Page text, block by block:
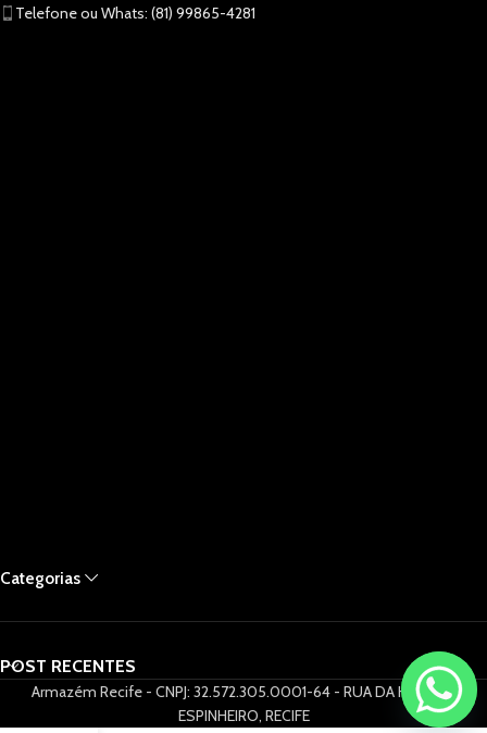
Telefone ou Whats: (81) 99865-4281
Categorias
POST RECENTES
Armazém Recife - CNPJ: 32.572.305.0001-64 - RUA DA HORA 61,
ESPINHEIRO, RECIFE